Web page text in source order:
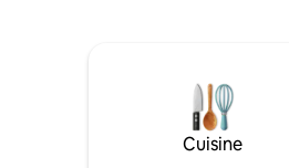
La maison peut accueillir
personnes, pour plus de 3
vérifier la disponibilité et
qualité-prix
Cuisine